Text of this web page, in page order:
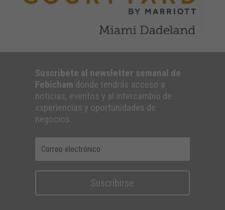
Suscribete al newsletter semanal de
Febicham donde tendrás acceso a
noticias, eventos y al intercambio de
experiencias y oportunidades de
negocios.
Suscribirse